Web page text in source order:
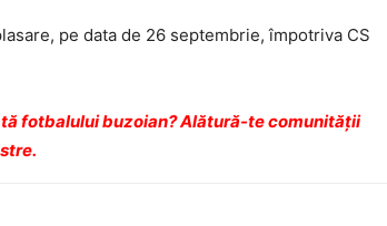
pe data de 26 septembrie, împotriva CS
fotbalului buzoian? Alătură-te comunității